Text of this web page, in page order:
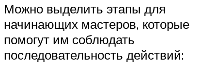
Можно выделить этапы для
начинающих мастеров, которые
помогут им соблюдать
последовательность действий: